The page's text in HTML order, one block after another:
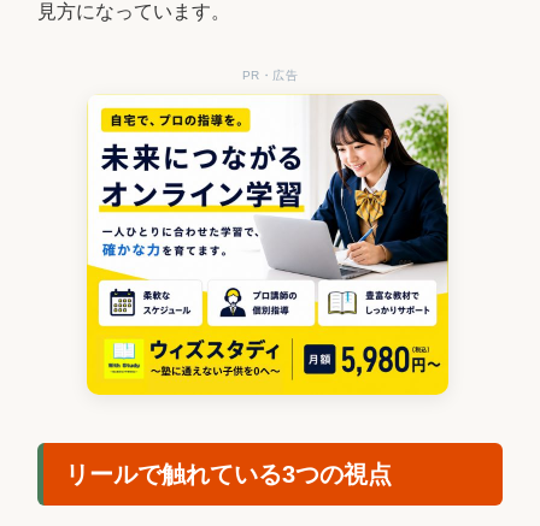
見方になっています。
PR・広告
リールで触れている3つの視点